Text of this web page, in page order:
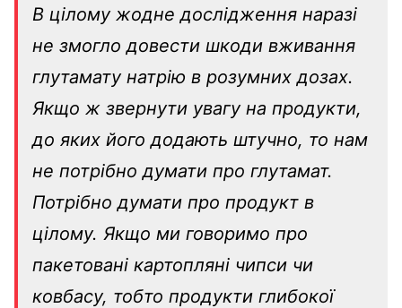
В цілому жодне дослідження наразі
не змогло довести шкоди вживання
глутамату натрію в розумних дозах.
Якщо ж звернути увагу на продукти,
до яких його додають штучно, то нам
не потрібно думати про глутамат.
Потрібно думати про продукт в
цілому. Якщо ми говоримо про
пакетовані картопляні чипси чи
ковбасу, тобто продукти глибокої